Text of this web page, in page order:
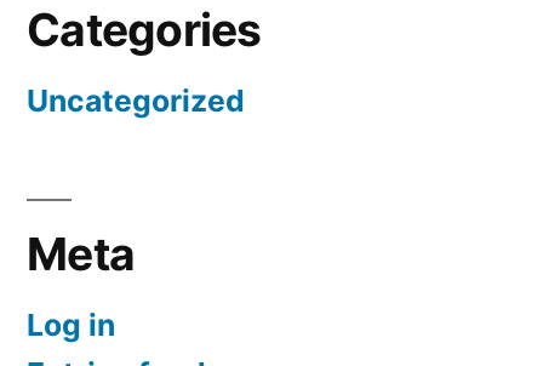
Categories
Uncategorized
Meta
Log in